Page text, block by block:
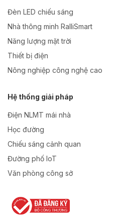
Đèn LED chiếu sáng
Nhà thông minh RalliSmart
Năng lượng mặt trời
Thiết bị điện
Nông nghiệp công nghệ cao
Hệ thống giải pháp
Điện NLMT mái nhà
Học đường
Chiếu sáng cảnh quan
Đường phố IoT
Văn phòng công sở